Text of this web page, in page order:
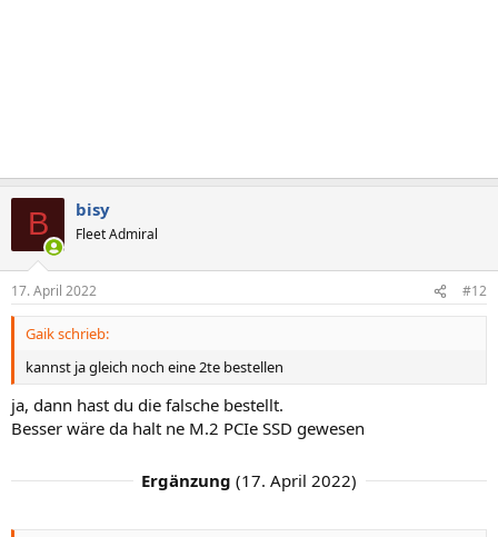
B bisy
Fleet Admiral
17. April 2022 #12
Gaik schrieb:
kannst ja gleich noch eine 2te bestellen
ja, dann hast du die falsche bestellt.
Besser wäre da halt ne M.2 PCIe SSD gewesen
Ergänzung (17. April 2022)